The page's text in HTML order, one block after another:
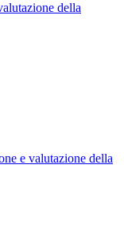
della
e valutazione della